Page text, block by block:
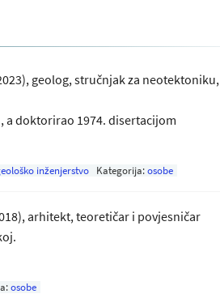
geolog, stručnjak za neotektoniku,
doktorirao 1974. disertacijom
inženjerstvo Kategorija:osobe
arhitekt, teoretičar i povjesničar
osobe